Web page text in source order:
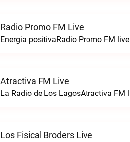
Radio Promo FM Live
Energia positivaRadio Promo FM live
Atractiva FM Live
La Radio de Los LagosAtractiva FM
Los Fisical Broders Live